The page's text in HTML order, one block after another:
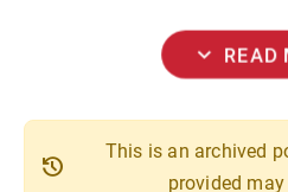
expand_more READ
history
This is an archived
provided